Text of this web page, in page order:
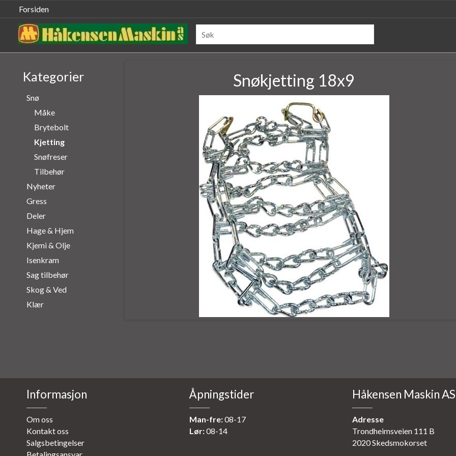
Forsiden
Kategorier
Snø
Måke
Brytebolt
Kjetting
Snøfreser
Tilbehør
Nyheter
Gress
Deler
Hage & Hjem
Kjemi & Olje
Isenkram
Sag tilbehør
Skog & Ved
Klær
Snøkjetting 18x9
Informasjon
Om oss
Kontakt oss
Salgsbetingelser
Åpningstider
Man-fre:08-17
Lør:08-14
Håkensen Maskin AS
Adresse
Trondheimsveien 111 B
2020 Skedsmokorset